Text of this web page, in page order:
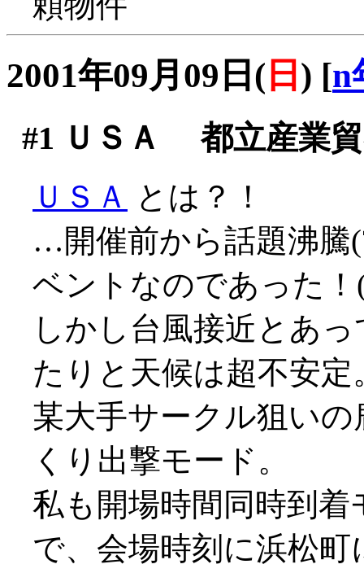
2001年09月09日( 日 ) [n
#1 ＵＳＡ 都立産業
ＵＳＡ とは？！
…開催前から話題沸騰
ベントなのであった！
しかし台風接近とあ
たりと天候は超不安定
某大手サークル狙い
くり出撃モード。
私も開場時間同時到着
で、会場時刻に浜松